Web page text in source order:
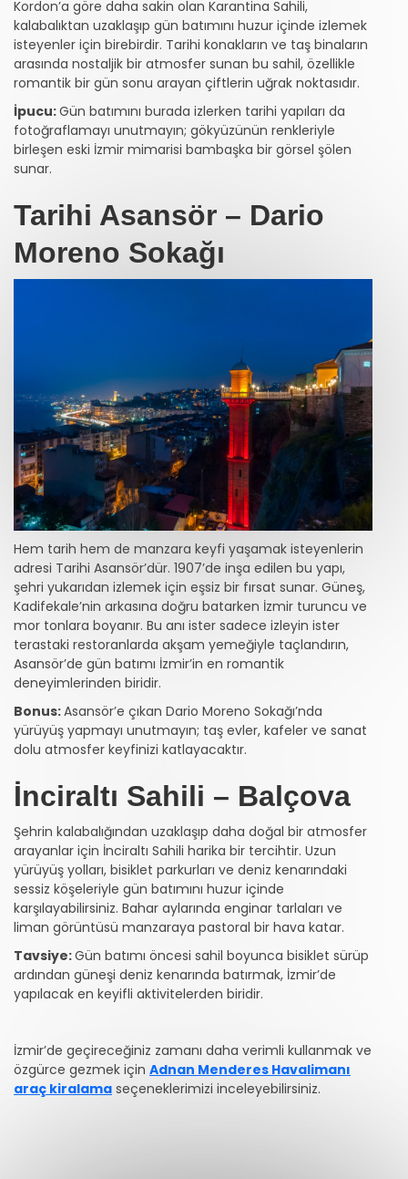
Kordon’a göre daha sakin olan Karantina Sahili,
kalabalıktan uzaklaşıp gün batımını huzur içinde izlemek
isteyenler için birebirdir. Tarihi konakların ve taş binaların
arasında nostaljik bir atmosfer sunan bu sahil, özellikle
romantik bir gün sonu arayan çiftlerin uğrak noktasıdır.
İpucu:Gün batımını burada izlerken tarihi yapıları da
fotoğraflamayı unutmayın; gökyüzünün renkleriyle
birleşen eski İzmir mimarisi bambaşka bir görsel şölen
sunar.
Tarihi Asansör – Dario
Moreno Sokağı
Hem tarih hem de manzara keyfi yaşamak isteyenlerin
adresi Tarihi Asansör’dür. 1907’de inşa edilen bu yapı,
şehri yukarıdan izlemek için eşsiz bir fırsat sunar. Güneş,
Kadifekale’nin arkasına doğru batarken İzmir turuncu ve
mor tonlara boyanır. Bu anı ister sadece izleyin ister
terastaki restoranlarda akşam yemeğiyle taçlandırın,
Asansör’de gün batımı İzmir’in en romantik
deneyimlerinden biridir.
Bonus:Asansör’e çıkan Dario Moreno Sokağı’nda
yürüyüş yapmayı unutmayın; taş evler, kafeler ve sanat
dolu atmosfer keyfinizi katlayacaktır.
İnciraltı Sahili – Balçova
Şehrin kalabalığından uzaklaşıp daha doğal bir atmosfer
arayanlar için İnciraltı Sahili harika bir tercihtir. Uzun
yürüyüş yolları, bisiklet parkurları ve deniz kenarındaki
sessiz köşeleriyle gün batımını huzur içinde
karşılayabilirsiniz. Bahar aylarında enginar tarlaları ve
liman görüntüsü manzaraya pastoral bir hava katar.
Tavsiye:Gün batımı öncesi sahil boyunca bisiklet sürüp
ardından güneşi deniz kenarında batırmak, İzmir’de
yapılacak en keyifli aktivitelerden biridir.
İzmir’de geçireceğiniz zamanı daha verimli kullanmak ve
özgürce gezmek için Adnan Menderes Havalimanı
araç kiralama seçeneklerimizi inceleyebilirsiniz.